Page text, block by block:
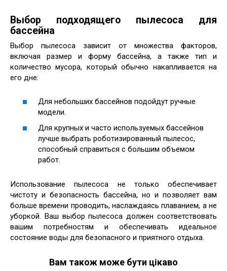
Выбор подходящего пылесоса для
бассейна
Выбор пылесоса зависит от множества факторов,
включая размер и форму бассейна, а также тип и
количество мусора, который обычно накапливается на
его дне:
Для небольших бассейнов подойдут ручные
модели.
Для крупных и часто используемых бассейнов
лучше выбрать роботизированный пылесос,
способный справиться с большим объемом
работ.
Использование пылесоса не только обеспечивает
чистоту и безопасность бассейна, но и позволяет вам
больше времени проводить, наслаждаясь плаванием, а не
уборкой. Ваш выбор пылесоса должен соответствовать
вашим потребностям и обеспечивать идеальное
состояние воды для безопасного и приятного отдыха.
Вам також може бути цікаво